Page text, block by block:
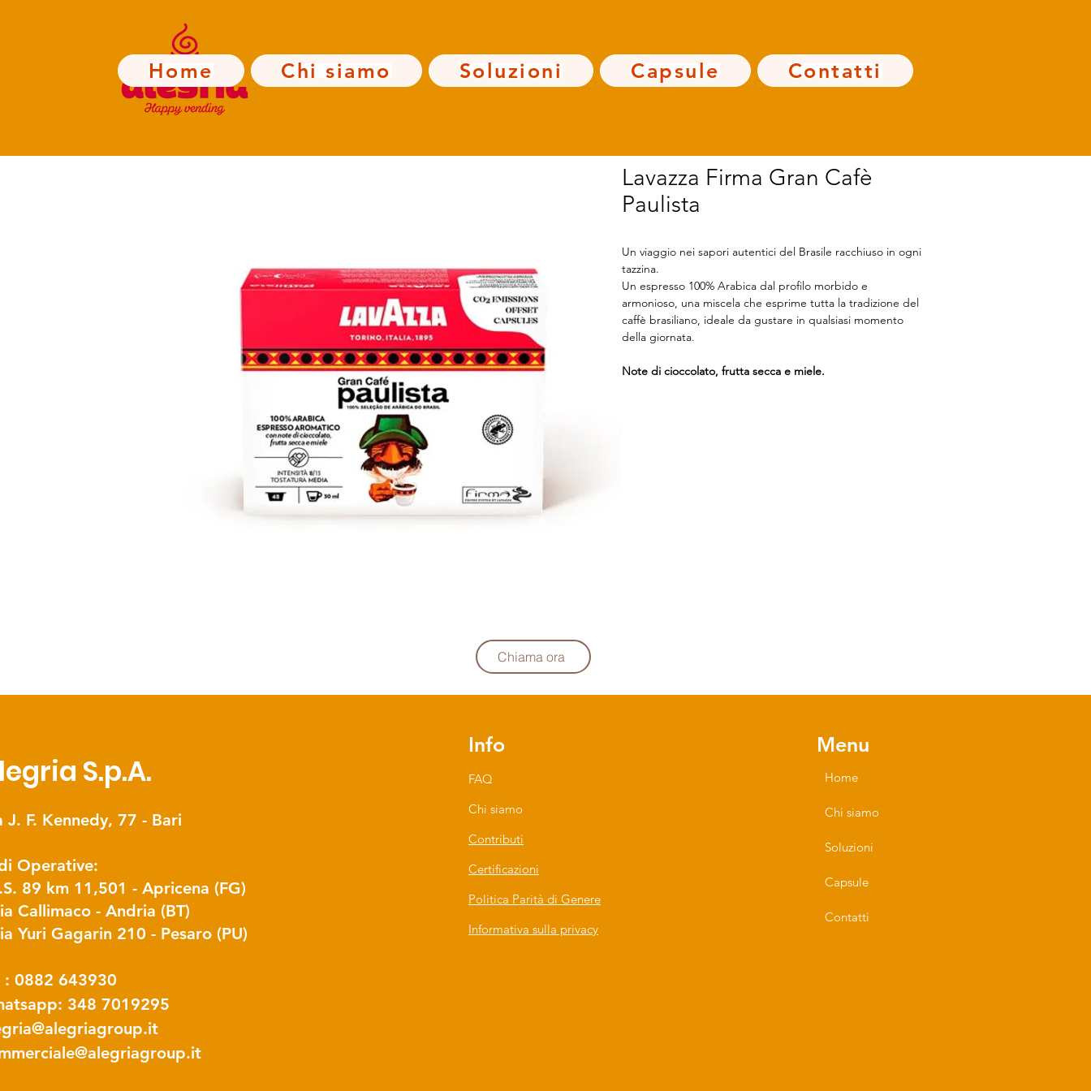
Home Chi siamo Soluzioni Capsule Contatti
Lavazza Firma Gran Cafè
Paulista
Un viaggio nei sapori autentici del Brasile racchiuso in ogni
tazzina.
Un espresso 100% Arabica dal profilo morbido e
armonioso, una miscela che esprime tutta la tradizione del
caffè brasiliano, ideale da gustare in qualsiasi momento
della giornata.
Note di cioccolato, frutta secca e miele.
Chiama ora
S.p.A.
J. F. Kennedy, 77 - Bari
Operative:
89 km 11,501 - Apricena (FG)
Callimaco - Andria (BT)
Yuri Gagarin 210 - Pesaro (PU)
: 0882 643930
348 7019295
Info
FAQ
Chi siamo
Contributi
Certificazioni
Politica Parità di Genere
Informativa sulla privacy
Menu
Home
Chi siamo
Soluzioni
Capsule
Contatti